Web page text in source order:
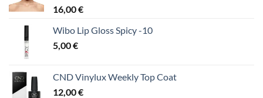
16,00€
Wibo Lip Gloss Spicy -10
5,00€
CND Vinylux Weekly Top Coat
12,00€